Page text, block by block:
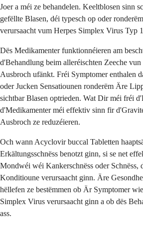
Joer a méi ze behandelen. Keeltblosen sinn
gefëllte Blasen, déi typesch op oder
verursaacht vum Herpes Simplex Virus Typ
Dës Medikamenter funktionnéieren am
d'Behandlung beim alleréischten Zeeche
Ausbroch ufänkt. Fréi Symptomer enthalen
oder Jucken Sensatiounen ronderëm Äre
sichtbar Blasen optrieden. Wat Dir méi fréi
d'Medikamenter méi effektiv sinn fir
Ausbroch ze reduzéieren.
Och wann Acyclovir buccal Tabletten
Erkältungsschnëss benotzt ginn, si se net
Mondwéi wéi Kankerschnëss oder Schnëss,
Konditioune verursaacht ginn. Äre
hëllefen ze bestëmmen ob Är Symptomer
Simplex Virus verursaacht ginn a ob dës
ass.